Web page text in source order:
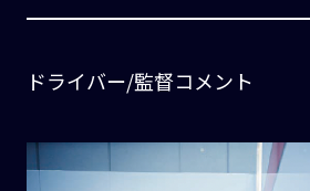
ドライバー/監督コメント